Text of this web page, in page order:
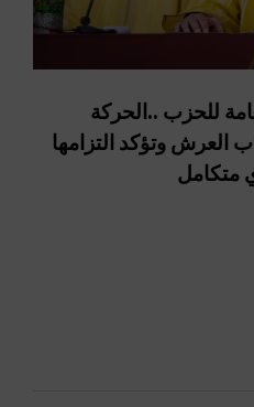
للحزب ..الحركة
العرش وتؤكد التزامها
متكامل